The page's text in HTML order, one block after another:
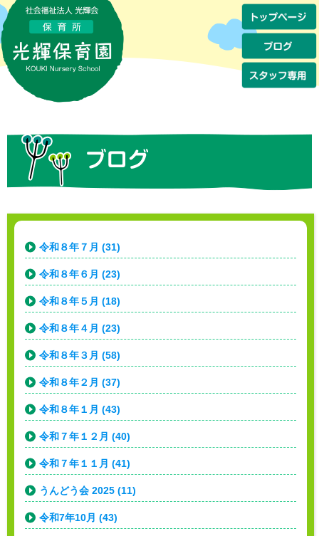
令和８年７月 (31)
令和８年６月 (23)
令和８年５月 (18)
令和８年４月 (23)
令和８年３月 (58)
令和８年２月 (37)
令和８年１月 (43)
令和７年１２月 (40)
令和７年１１月 (41)
うんどう会 2025 (11)
令和7年10月 (43)